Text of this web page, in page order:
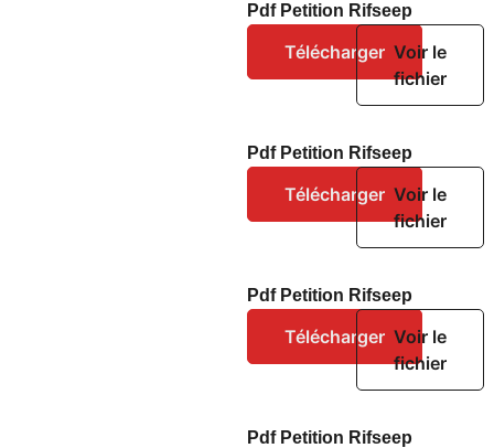
Pdf Petition Rifseep
Télécharger Voir le
fichier
Pdf Petition Rifseep
Télécharger Voir le
fichier
Pdf Petition Rifseep
Télécharger Voir le
fichier
Pdf Petition Rifseep